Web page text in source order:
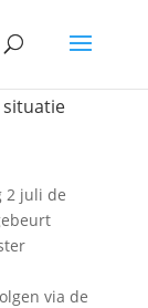
situatie
2 juli de
via de